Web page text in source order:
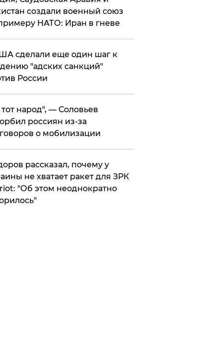
создали военный союз
НАТО: Иран в гневе
сделали еще один шаг к
"адских санкций"
России
народ", — Соловьев
россиян из-за
о мобилизации
рассказал, почему у
не хватает ракет для ЗРК
"Об этом неоднократно